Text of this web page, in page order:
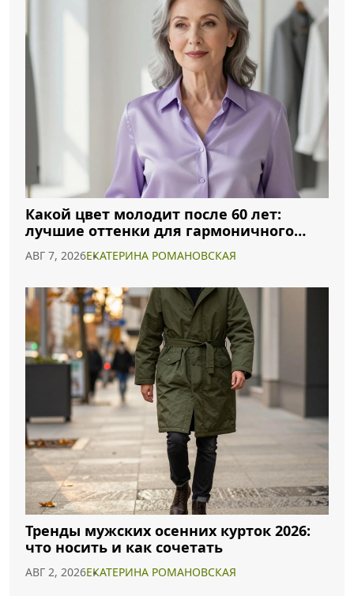
Какой цвет молодит после 60 лет:
лучшие оттенки для гармоничного
АВГ 7, 2026ЕКАТЕРИНА РОМАНОВСКАЯ
Тренды мужских осенних курток 2026:
что носить и как сочетать
АВГ 2, 2026ЕКАТЕРИНА РОМАНОВСКАЯ